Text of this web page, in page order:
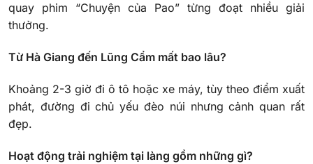
quay phim “Chuyện của Pao” từng đoạt nhiều giải
thưởng.
Từ Hà Giang đến Lũng Cẩm mất bao lâu?
Khoảng 2-3 giờ đi ô tô hoặc xe máy, tùy theo điểm xuất
phát, đường đi chủ yếu đèo núi nhưng cảnh quan rất
đẹp.
Hoạt động trải nghiệm tại làng gồm những gì?